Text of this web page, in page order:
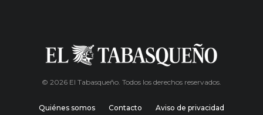
© 2026 El Tabasqueño. Todos los derechos reservados.
Quiénes somos Contacto Aviso de privacidad